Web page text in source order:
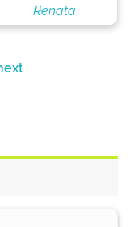
Renata